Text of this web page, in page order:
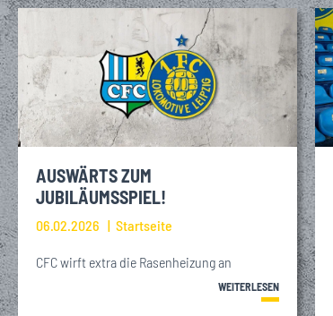
AUSWÄRTS ZUM
JUBILÄUMSSPIEL!
06.02.2026 Startseite
CFC wirft extra die Rasenheizung an
WEITERLESEN